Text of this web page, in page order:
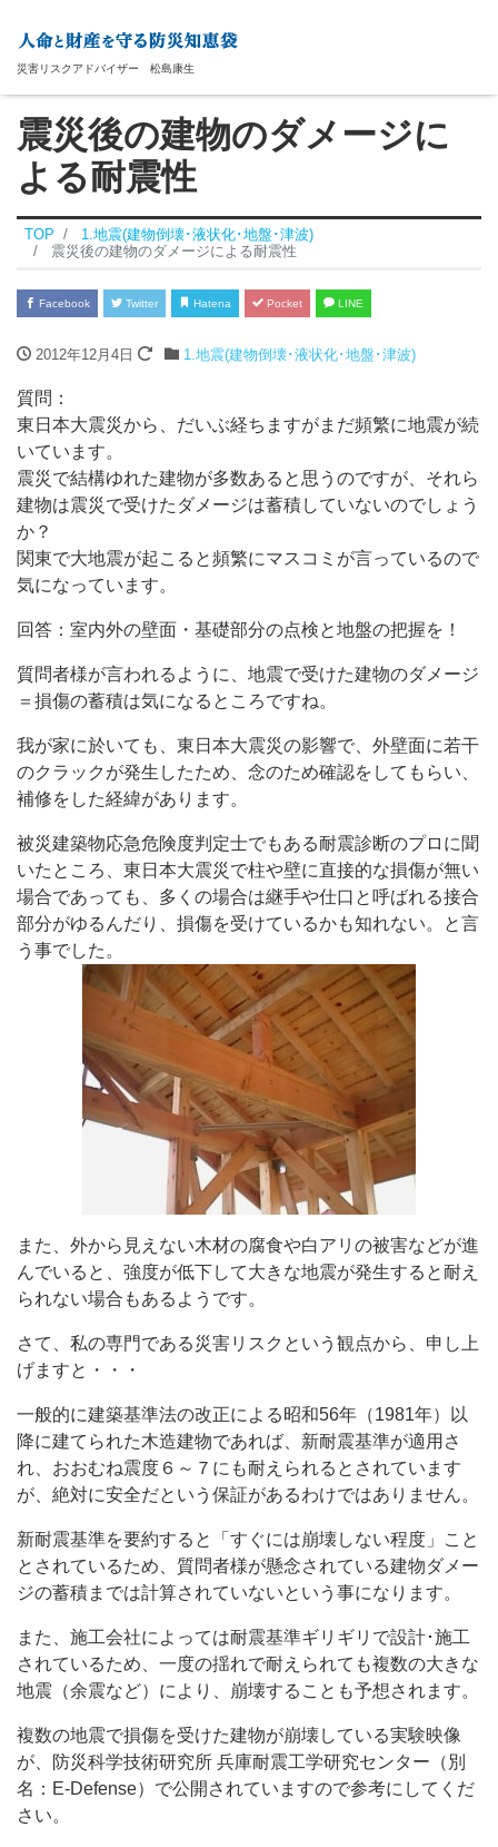
災害リスクアドバイザー 松島康生
震災後の建物のダメージに
よる耐震性
TOP
1.地震(建物倒壊･液状化･地盤･津波)
震災後の建物のダメージによる耐震性
Facebook Twitter Hatena Pocket LINE
2012年12月4日 1.地震(建物倒壊･液状化･地盤･津波)
質問：
東日本大震災から、だいぶ経ちますがまだ頻繁に地震が続
いています。
震災で結構ゆれた建物が多数あると思うのですが、それら
建物は震災で受けたダメージは蓄積していないのでしょう
か？
関東で大地震が起こると頻繁にマスコミが言っているので
気になっています。
回答：室内外の壁面・基礎部分の点検と地盤の把握を！
質問者様が言われるように、地震で受けた建物のダメージ
＝損傷の蓄積は気になるところですね。
我が家に於いても、東日本大震災の影響で、外壁面に若干
のクラックが発生したため、念のため確認をしてもらい、
補修をした経緯があります。
被災建築物応急危険度判定士でもある耐震診断のプロに聞
いたところ、東日本大震災で柱や壁に直接的な損傷が無い
場合であっても、多くの場合は継手や仕口と呼ばれる接合
部分がゆるんだり、損傷を受けているかも知れない。と言
う事でした。
また、外から見えない木材の腐食や白アリの被害などが進
んでいると、強度が低下して大きな地震が発生すると耐え
られない場合もあるようです。
さて、私の専門である災害リスクという観点から、申し上
げますと・・・
一般的に建築基準法の改正による昭和56年（1981年）以
降に建てられた木造建物であれば、新耐震基準が適用さ
れ、おおむね震度６～７にも耐えられるとされています
が、絶対に安全だという保証があるわけではありません。
新耐震基準を要約すると「すぐには崩壊しない程度」こと
とされているため、質問者様が懸念されている建物ダメー
ジの蓄積までは計算されていないという事になります。
また、施工会社によっては耐震基準ギリギリで設計･施工
されているため、一度の揺れで耐えられても複数の大きな
地震（余震など）により、崩壊することも予想されます。
複数の地震で損傷を受けた建物が崩壊している実験映像
が、防災科学技術研究所 兵庫耐震工学研究センター（別
名：E-Defense）で公開されていますので参考にしてくだ
さい。